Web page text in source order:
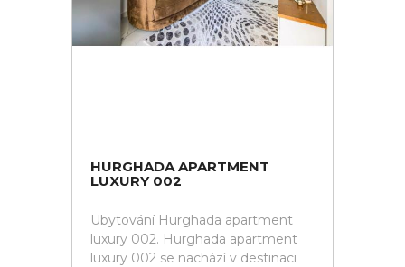
HURGHADA APARTMENT
LUXURY 002
Ubytování Hurghada apartment
luxury 002. Hurghada apartment
luxury 002 se nachází v destinaci